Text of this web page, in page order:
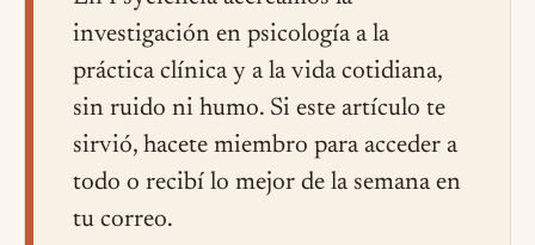
investigación en psicología a la
práctica clínica y a la vida cotidiana,
sin ruido ni humo. Si este artículo te
sirvió, hacete miembro para acceder a
todo o recibí lo mejor de la semana en
tu correo.